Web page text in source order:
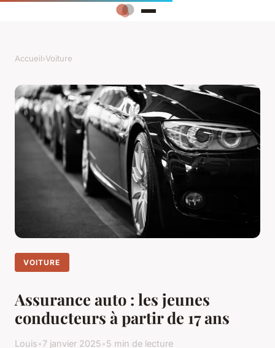
Accueil›Voiture
VOITURE
Assurance auto : les jeunes
conducteurs à partir de 17 ans
Louis•7 janvier 2025•5 min de lecture